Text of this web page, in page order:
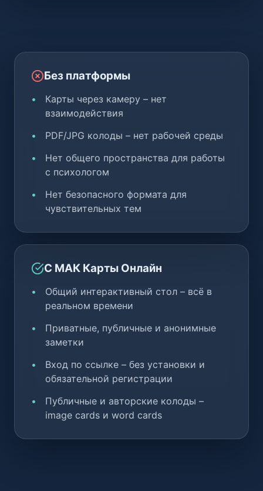
Без платформы
Карты через камеру – нет
взаимодействия
PDF/JPG колоды – нет рабочей среды
Нет общего пространства для работы
с психологом
Нет безопасного формата для
чувствительных тем
С МАК Карты Онлайн
Общий интерактивный стол – всё в
реальном времени
Приватные, публичные и анонимные
заметки
Вход по ссылке – без установки и
обязательной регистрации
Публичные и авторские колоды –
image cards и word cards